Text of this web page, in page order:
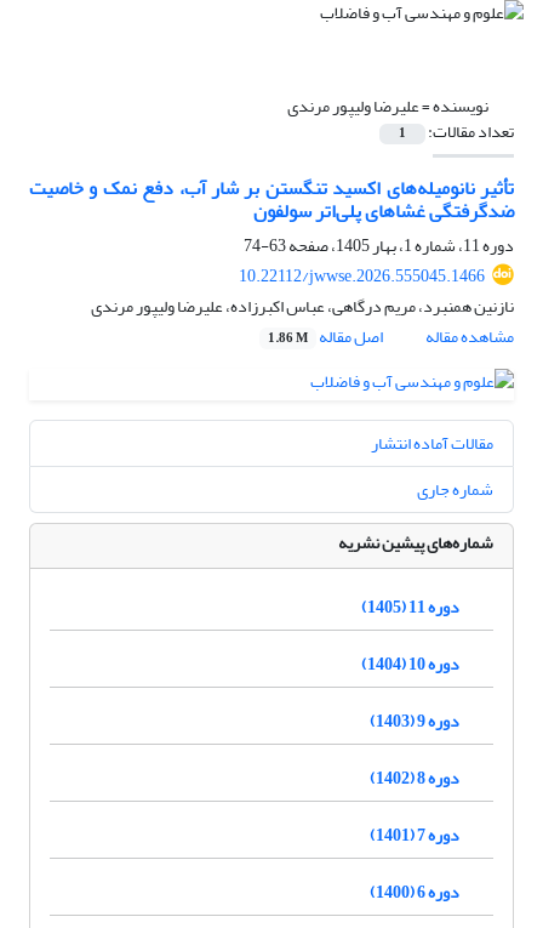
نویسنده =علیرضا ولیپور مرندی
تعداد مقالات: 1
تأثیر نانومیله‌های اکسید تنگستن بر شار آب، دفع نمک و خاصیت
ضدگرفتگی غشاهای پلی‌اتر سولفون
دوره 11، شماره 1، بهار 1405، صفحه
63-74
10.22112/jwwse.2026.555045.1466
نازنین همنبرد، مریم درگاهی، عباس اکبرزاده، علیرضا ولیپور مرندی
مشاهده مقاله
اصل مقاله 1.86 M
مقالات آماده انتشار
شماره جاری
شماره‌های پیشین نشریه
دوره 11 (1405)
دوره 10 (1404)
دوره 9 (1403)
دوره 8 (1402)
دوره 7 (1401)
دوره 6 (1400)